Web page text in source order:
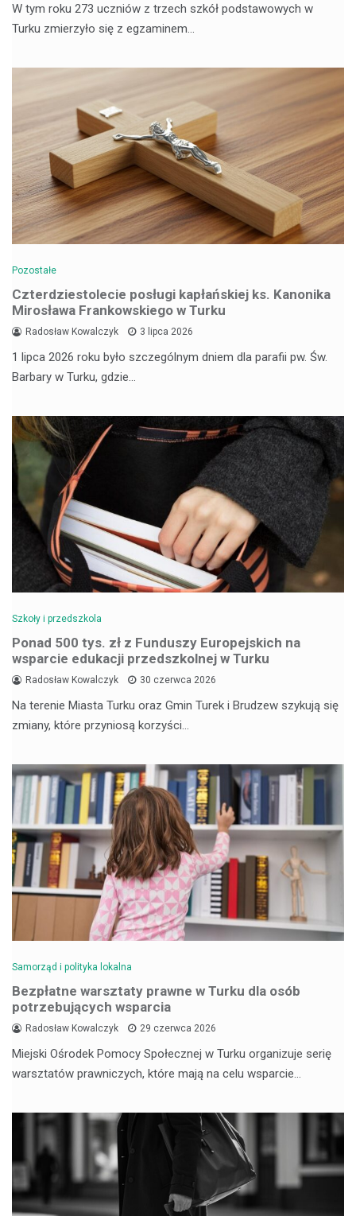
W tym roku 273 uczniów z trzech szkół podstawowych w
Turku zmierzyło się z egzaminem…
Pozostałe
Czterdziestolecie posługi kapłańskiej ks. Kanonika
Mirosława Frankowskiego w Turku
Radosław Kowalczyk 3 lipca 2026
1 lipca 2026 roku było szczególnym dniem dla parafii pw. Św.
Barbary w Turku, gdzie…
Szkoły i przedszkola
Ponad 500 tys. zł z Funduszy Europejskich na
wsparcie edukacji przedszkolnej w Turku
Radosław Kowalczyk 30 czerwca 2026
Na terenie Miasta Turku oraz Gmin Turek i Brudzew szykują się
zmiany, które przyniosą korzyści…
Samorząd i polityka lokalna
Bezpłatne warsztaty prawne w Turku dla osób
potrzebujących wsparcia
Radosław Kowalczyk 29 czerwca 2026
Miejski Ośrodek Pomocy Społecznej w Turku organizuje serię
warsztatów prawniczych, które mają na celu wsparcie…